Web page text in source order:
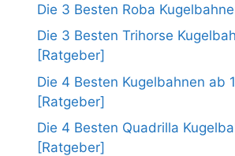
Die 3 Besten Roba
Die 3 Besten Trihorse
[Ratgeber]
Die 4 Besten Kugelbahnen ab
[Ratgeber]
Die 4 Besten Quadrilla
[Ratgeber]